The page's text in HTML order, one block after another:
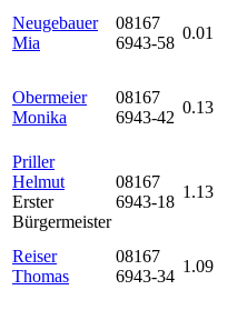
Neugebauer
Mia
08167
6943-58
0.01
Obermeier
Monika
08167
6943-42
0.13
Priller
Helmut
Erster
Bürgermeister
08167
6943-18
1.13
Reiser
Thomas
08167
6943-34
1.09